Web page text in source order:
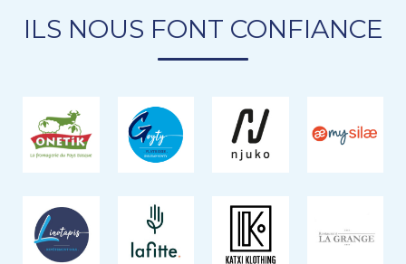
ILS NOUS FONT CONFIANCE